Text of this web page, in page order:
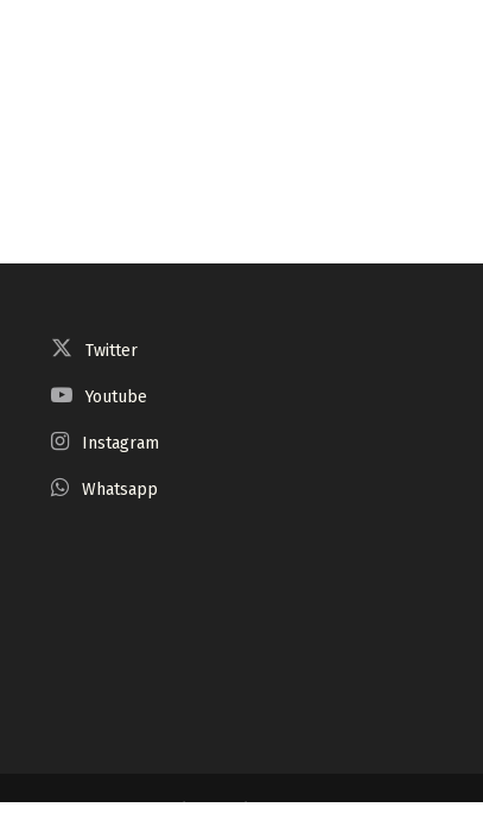
Twitter
Youtube
Instagram
Whatsapp